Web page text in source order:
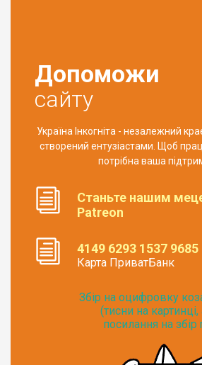
Допоможи
сайту
Україна Інкогніта - незалежний
створений ентузіастами. Щоб
потрібна ваша
Станьте нашим
Patreon
4149 6293 1537 9685
Карта ПриватБанк
Збір на оцифровку
(тисни на
посилання на збір